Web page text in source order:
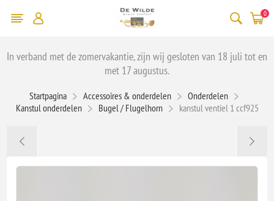
0
In verband met de zomervakantie, zijn wij gesloten van 18 juli tot en
met 17 augustus.
Startpagina Accessoires & onderdelen
Onderdelen
Kanstul onderdelen
Bugel / Flugelhorn kanstul ventiel 1 ccf925